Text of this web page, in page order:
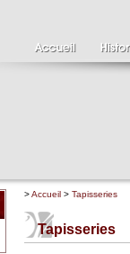
>Accueil > Tapisseries
Tapisseries